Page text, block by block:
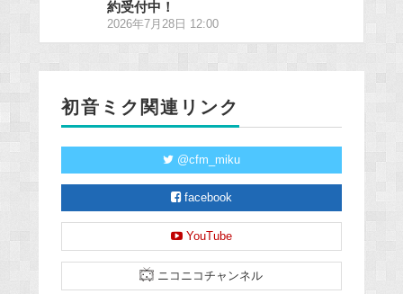
約受付中！
2026年7月28日 12:00
初音ミク関連リンク
@cfm_miku
facebook
YouTube
ニコニコチャンネル